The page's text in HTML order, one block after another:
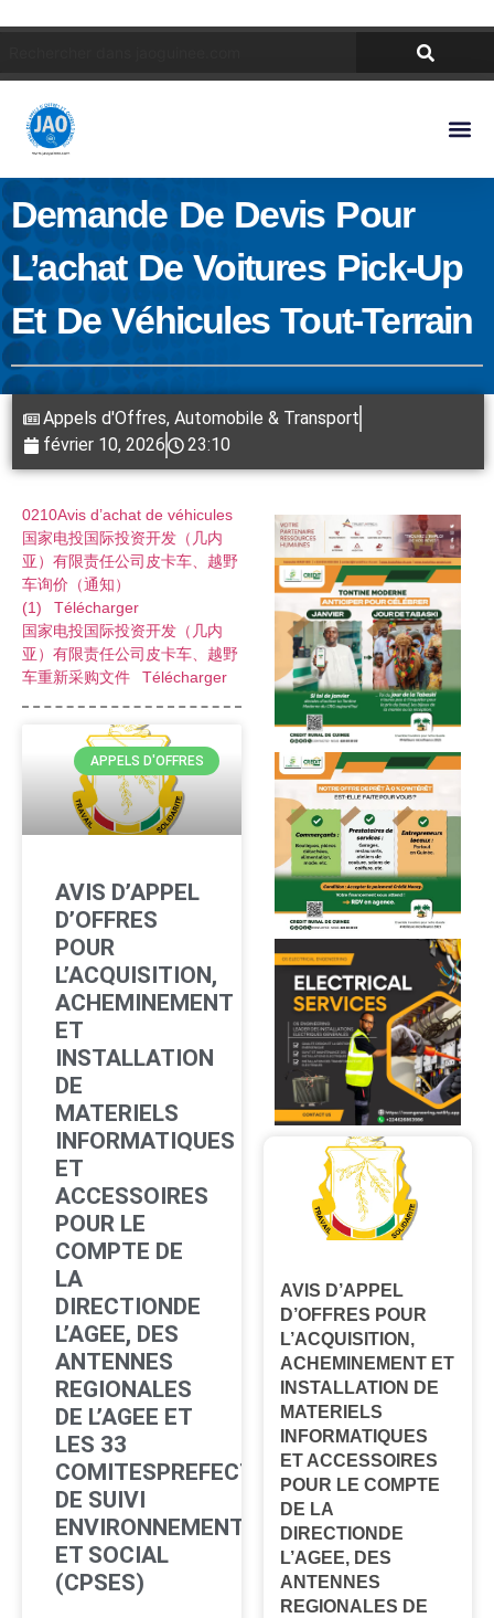
Demande De Devis Pour
L’achat De Voitures Pick-Up
Et De Véhicules Tout-Terrain
Appels d'Offres, Automobile & Transport
février 10, 2026
23:10
0210Avis d’achat de véhicules
国家电投国际投资开发（几内
亚）有限责任公司皮卡车、越野
车询价（通知）
(1)
Télécharger
国家电投国际投资开发（几内
亚）有限责任公司皮卡车、越野
车重新采购文件
Télécharger
APPELS D'OFFRES
AVIS D’APPEL
D’OFFRES
POUR
L’ACQUISITION,
ACHEMINEMENT
ET
INSTALLATION
DE
MATERIELS
INFORMATIQUES
ET
ACCESSOIRES
POUR LE
COMPTE DE
LA
DIRECTIONDE
L’AGEE, DES
ANTENNES
REGIONALES
DE L’AGEE ET
LES 33
COMITESPREFECTORAUX
DE SUIVI
ENVIRONNEMENTAL
ET SOCIAL
(CPSES)
AVIS D’APPEL
D’OFFRES POUR
L’ACQUISITION,
ACHEMINEMENT ET
INSTALLATION DE
MATERIELS
INFORMATIQUES
ET ACCESSOIRES
POUR LE COMPTE
DE LA
DIRECTIONDE
L’AGEE, DES
ANTENNES
REGIONALES DE